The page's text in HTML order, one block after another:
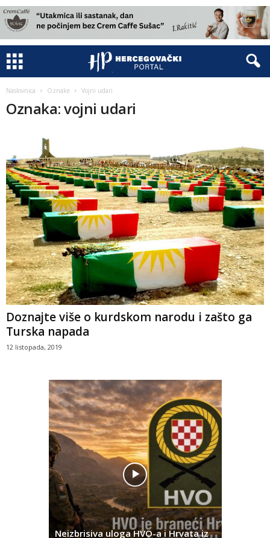
Naslovnica Oznake Vojni udari
Oznaka: vojni udari
Doznajte više o kurdskom narodu i zašto ga
Turska napada
12 listopada, 2019
Neizbrisiva uloga HVO-a i Hrvata iz